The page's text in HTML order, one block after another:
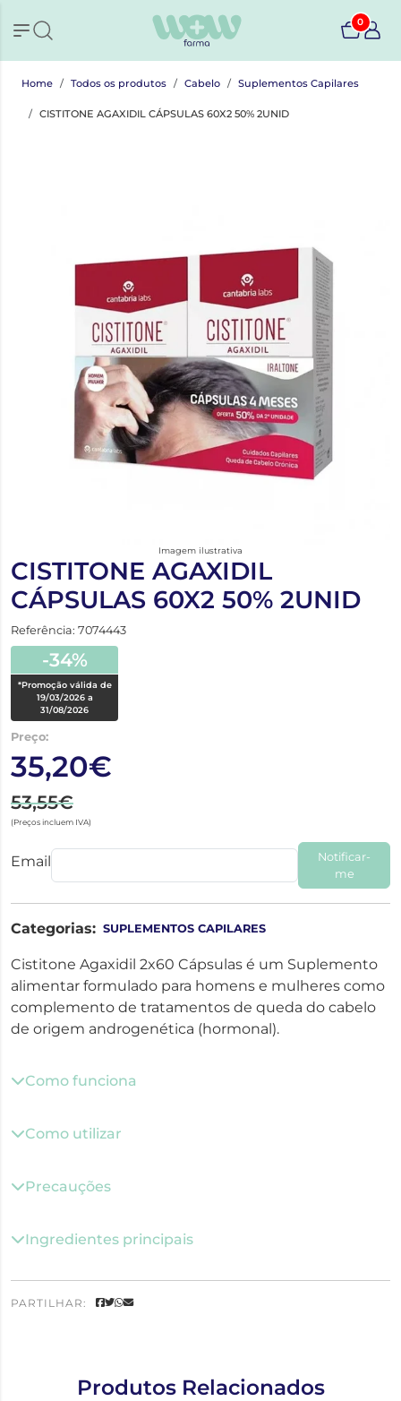
0
Home Todos os produtos Cabelo Suplementos Capilares
CISTITONE AGAXIDIL CÁPSULAS 60X2 50% 2UNID
Imagem ilustrativa
CISTITONE AGAXIDIL
CÁPSULAS 60X2 50% 2UNID
Referência: 7074443
-34%
*Promoção válida de
19/03/2026 a
31/08/2026
Preço:
35,20€
53,55€
(Preços incluem IVA)
Email
Notificar-
me
Categorias: SUPLEMENTOS CAPILARES
Cistitone Agaxidil 2x60 Cápsulas é um Suplemento
alimentar formulado para homens e mulheres como
complemento de tratamentos de queda do cabelo
de origem androgenética (hormonal).
Como funciona
Como utilizar
Precauções
Ingredientes principais
PARTILHAR:
Produtos Relacionados